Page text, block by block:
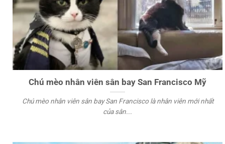
Chú mèo nhân viên sân bay San Francisco Mỹ
Chú mèo nhân viên sân bay San Francisco là nhân viên mới nhất
của sân...